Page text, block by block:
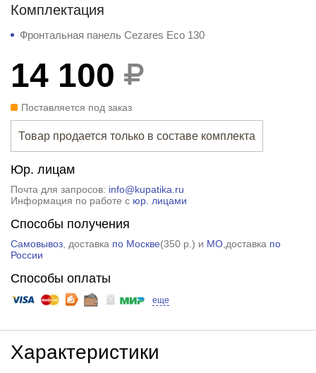
Комплектация
Фронтальная панель Cezares Eco 130
14 100
Поставляется под заказ
Товар продается только в составе комплекта
Юр. лицам
Почта для запросов: info@kupatika.ru
Информация по работе с юр. лицами
Способы получения
Самовывоз, доставка по Москве(350 р. ) и МО,доставка по
России
Способы оплаты
еще
Характеристики